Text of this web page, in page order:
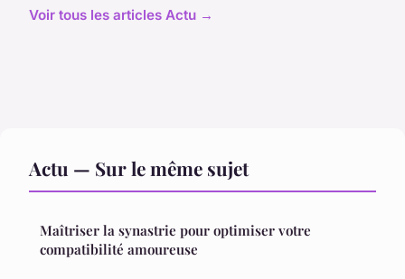
Voir tous les articles Actu →
Actu — Sur le même sujet
Maîtriser la synastrie pour optimiser votre
compatibilité amoureuse